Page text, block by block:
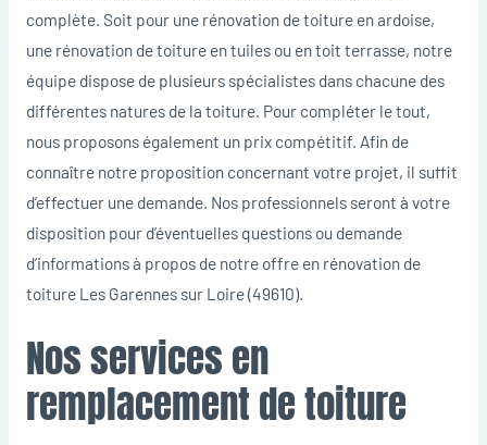
complète. Soit pour une rénovation de toiture en ardoise,
une rénovation de toiture en tuiles ou en toit terrasse, notre
équipe dispose de plusieurs spécialistes dans chacune des
différentes natures de la toiture. Pour compléter le tout,
nous proposons également un prix compétitif. Afin de
connaître notre proposition concernant votre projet, il suffit
d’effectuer une demande. Nos professionnels seront à votre
disposition pour d’éventuelles questions ou demande
d’informations à propos de notre offre en rénovation de
toiture Les Garennes sur Loire (49610).
Nos services en
remplacement de toiture